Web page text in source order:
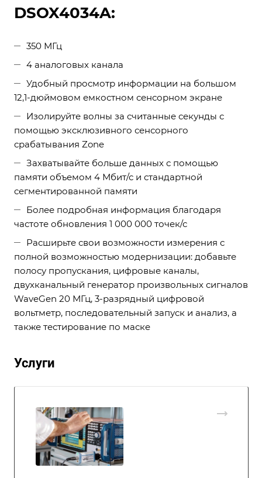
DSOX4034A:
350 МГц
4 аналоговых канала
Удобный просмотр информации на большом
12,1-дюймовом емкостном сенсорном экране
Изолируйте волны за считанные секунды с
помощью эксклюзивного сенсорного
срабатывания Zone
Захватывайте больше данных с помощью
памяти объемом 4 Мбит/с и стандартной
сегментированной памяти
Более подробная информация благодаря
частоте обновления 1 000 000 точек/с
Расширьте свои возможности измерения с
полной возможностью модернизации: добавьте
полосу пропускания, цифровые каналы,
двухканальный генератор произвольных сигналов
WaveGen 20 МГц, 3-разрядный цифровой
вольтметр, последовательный запуск и анализ, а
также тестирование по маске
Услуги